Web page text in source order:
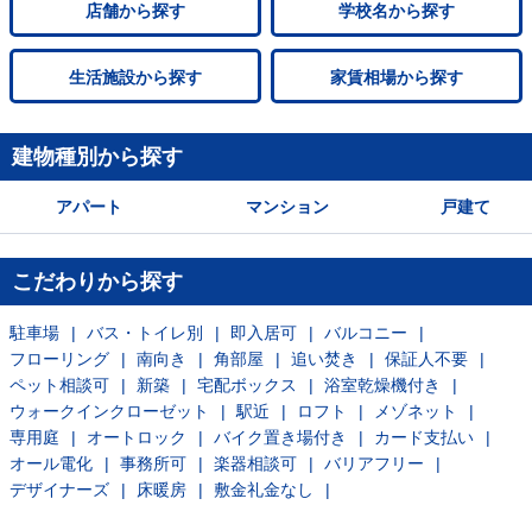
店舗から探す 学校名から探す
生活施設から探す 家賃相場から探す
建物種別から探す
アパート マンション 戸建て
こだわりから探す
駐車場 バス・トイレ別 即入居可
バルコニー
フローリング
南向き 角部屋 追い焚き
保証人不要
ペット相談可
新築 宅配ボックス
浴室乾燥機付き
ウォークインクローゼット
駅近 ロフト
メゾネット
専用庭
オートロック バイク置き場付き
カード支払い
オール電化
事務所可 楽器相談可
バリアフリー
デザイナーズ
床暖房
敷金礼金なし